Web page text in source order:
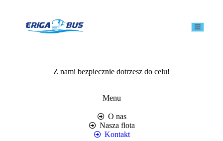
Z nami bezpiecznie dotrzesz do celu!
Menu
O nas
Nasza flota
Kontakt